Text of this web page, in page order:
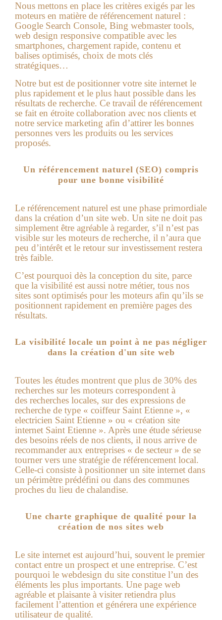
Nous mettons en place les critères exigés par les
moteurs en matière de référencement naturel :
Google Search Console, Bing webmaster tools,
web design responsive compatible avec les
smartphones, chargement rapide, contenu et
balises optimisés, choix de mots clés
stratégiques…
Notre but est de positionner votre site internet le
plus rapidement et le plus haut possible dans les
résultats de recherche. Ce travail de référencement
se fait en étroite collaboration avec nos clients et
notre service marketing afin d’attirer les bonnes
personnes vers les produits ou les services
proposés.
Un référencement naturel (SEO) compris
pour une bonne visibilité
Le référencement naturel est une phase primordiale
dans la création d’un site web. Un site ne doit pas
simplement être agréable à regarder, s’il n’est pas
visible sur les moteurs de recherche, il n’aura que
peu d’intérêt et le retour sur investissement restera
très faible.
C’est pourquoi dès la conception du site, parce
que la visibilité est aussi notre métier, tous nos
sites sont optimisés pour les moteurs afin qu’ils se
positionnent rapidement en première pages des
résultats.
La visibilité locale un point à ne pas négliger
dans la création d'un site web
Toutes les études montrent que plus de 30% des
recherches sur les moteurs correspondent à
des recherches locales, sur des expressions de
recherche de type « coiffeur Saint Etienne », «
electricien Saint Etienne » ou « création site
internet Saint Etienne ». Après une étude sérieuse
des besoins réels de nos clients, il nous arrive de
recommander aux entreprises « de secteur » de se
tourner vers une stratégie de référencement local.
Celle-ci consiste à positionner un site internet dans
un périmètre prédéfini ou dans des communes
proches du lieu de chalandise.
Une charte graphique de qualité pour la
création de nos sites web
Le site internet est aujourd’hui, souvent le premier
contact entre un prospect et une entreprise. C’est
pourquoi le webdesign du site constitue l’un des
éléments les plus importants. Une page web
agréable et plaisante à visiter retiendra plus
facilement l’attention et générera une expérience
utilisateur de qualité.